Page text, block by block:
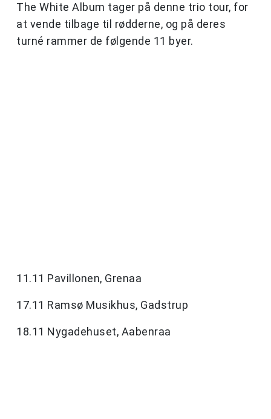
The White Album tager på denne trio tour, for
at vende tilbage til rødderne, og på deres
turné rammer de følgende 11 byer.
11.11 Pavillonen, Grenaa
17.11 Ramsø Musikhus, Gadstrup
18.11 Nygadehuset, Aabenraa